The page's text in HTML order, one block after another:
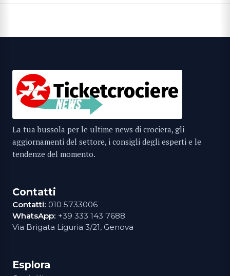
La tua bussola per le ultime news di crociera, gli
aggiornamenti del settore, i consigli degli esperti e le
tendenze del momento.
Contatti
Contatti: 010 5733006
WhatsApp: +39 333 143 7688
Via Brigata Liguria 3/21, Genova
Esplora